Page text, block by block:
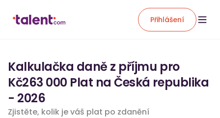
Přihlášení
Kalkulačka daně z příjmu pro
Kč263 000 Plat na Česká republika
- 2026
Zjistěte, kolik je váš plat po zdanění